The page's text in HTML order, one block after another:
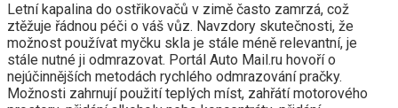
Letní kapalina do ostřikovačů v zimě často zamrzá, což
ztěžuje řádnou péči o váš vůz. Navzdory skutečnosti, že
možnost používat myčku skla je stále méně relevantní, je
stále nutné ji odmrazovat. Portál Auto Mail.ru hovoří o
nejúčinnějších metodách rychlého odmrazování pračky.
Možnosti zahrnují použití teplých míst, zahřátí motorového